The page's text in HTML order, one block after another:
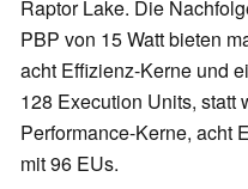
Raptor Lake. Die
PBP von 15 Watt bieten
acht Effizienz-Kerne und
128 Execution Units, statt
Performance-Kerne, acht
mit 96 EUs.